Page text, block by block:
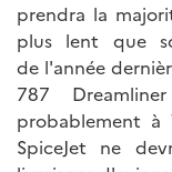
prendra la
plus lent que
de l'année
787
probablement
SpiceJet ne